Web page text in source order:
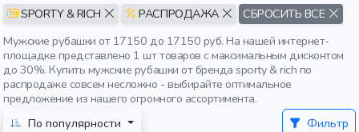
SPORTY & RICH РАСПРОДАЖА
СБРОСИТЬ ВСЕ
Мужские рубашки от 17150 до 17150 руб. На нашей интернет-
площадке представлено 1 шт товаров с максимальным дисконтом
до 30%. Купить мужские рубашки от бренда sporty & rich по
распродаже совсем несложно - выбирайте оптимальное
предложение из нашего огромного ассортимента.
По популярности
Фильтр